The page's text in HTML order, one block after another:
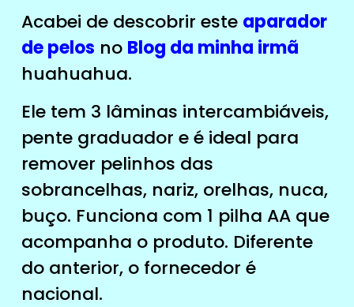
Acabei de descobrir este aparador
de pelos no Blog da minha irmã
huahuahua.
Ele tem 3 lâminas intercambiáveis,
pente graduador e é ideal para
remover pelinhos das
sobrancelhas, nariz, orelhas, nuca,
buço. Funciona com 1 pilha AA que
acompanha o produto. Diferente
do anterior, o fornecedor é
nacional.